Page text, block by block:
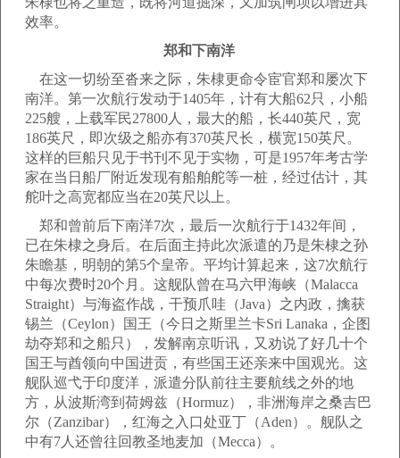
效率。
郑和下南洋
在这一切纷至沓来之际，朱棣更命令宦官郑和屡次下
南洋。第一次航行发动于1405年，计有大船62只，小船
225艘，上载军民27800人，最大的船，长440英尺，宽
186英尺，即次级之船亦有370英尺长，横宽150英尺。
这样的巨船只见于书刊不见于实物，可是1957年考古学
家在当日船厂附近发现有船舶舵等一桩，经过估计，其
舵叶之高宽都应当在20英尺以上。
郑和曾前后下南洋7次，最后一次航行于1432年间，
已在朱棣之身后。在后面主持此次派遣的乃是朱棣之孙
朱瞻基，明朝的第5个皇帝。平均计算起来，这7次航行
中每次费时20个月。这舰队曾在马六甲海峡（Malacca
Straight）与海盗作战，干预爪哇（Java）之内政，擒获
锡兰（Ceylon）国王（今日之斯里兰卡Sri Lanaka，企图
劫夺郑和之船只），发解南京听讯，又劝说了好几十个
国王与酋领向中国进贡，有些国王还亲来中国观光。这
舰队巡弋于印度洋，派遣分队前往主要航线之外的地
方，从波斯湾到荷姆兹（Hormuz），非洲海岸之桑吉巴
尔（Zanzibar），红海之入口处亚丁（Aden）。舰队之
中有7人还曾往回教圣地麦加（Mecca）。